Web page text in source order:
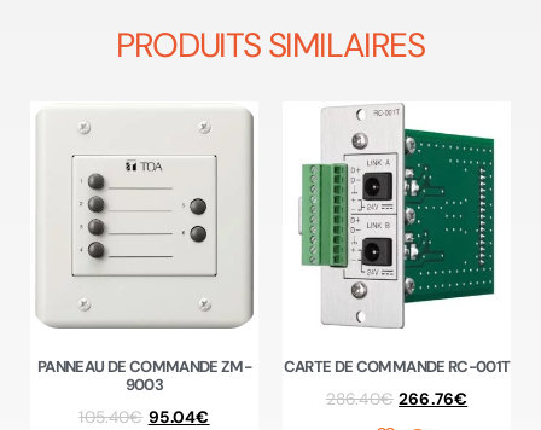
PRODUITS SIMILAIRES
PANNEAU DE COMMANDE ZM-
9003
105.40€ 95.04€
CARTE DE COMMANDE RC-001T
286.40€ 266.76€